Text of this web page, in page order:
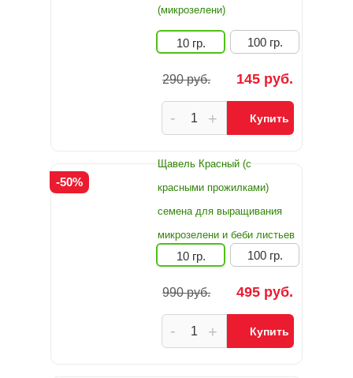
(микрозелени)
10 гр. 100 гр.
290 руб. 145 руб.
+
- Купить
Щавель Красный (с
красными прожилками)
семена для выращивания
микрозелени и беби листьев
-50%
10 гр. 100 гр.
990 руб. 495 руб.
+
- Купить